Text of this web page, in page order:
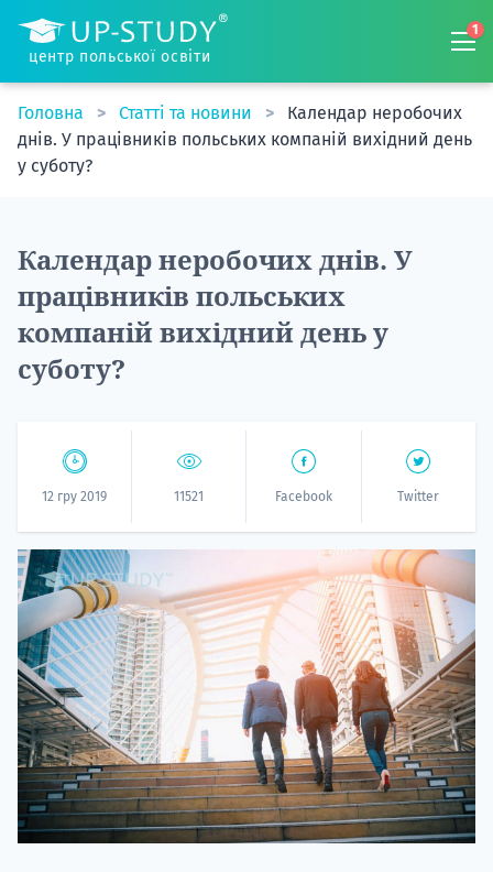
центр польської освіти
1
Головна Статті та новини
Календар неробочих
днів. У працівників польських компаній вихідний день
у суботу?
Календар неробочих днів. У
працівників польських
компаній вихідний день у
суботу?
12 гру 2019 11521 Facebook Twitter
20.09
"Навчання
НАБІР
вступ на